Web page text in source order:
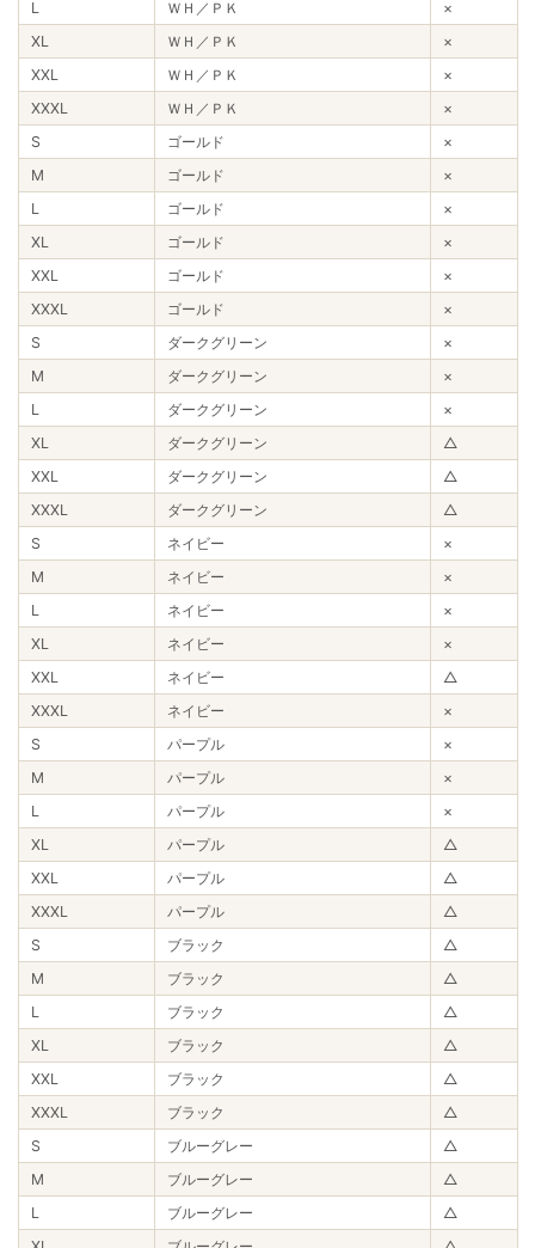
L
ＷＨ／ＰＫ
×
XL
ＷＨ／ＰＫ
×
XXL
ＷＨ／ＰＫ
×
XXXL
ＷＨ／ＰＫ
×
S
ゴールド
×
M
ゴールド
×
L
ゴールド
×
XL
ゴールド
×
XXL
ゴールド
×
XXXL
ゴールド
×
S
ダークグリーン
×
M
ダークグリーン
×
L
ダークグリーン
×
XL
ダークグリーン
△
XXL
ダークグリーン
△
XXXL
ダークグリーン
△
S
ネイビー
×
M
ネイビー
×
L
ネイビー
×
XL
ネイビー
×
XXL
ネイビー
△
XXXL
ネイビー
×
S
パープル
×
M
パープル
×
L
パープル
×
XL
パープル
△
XXL
パープル
△
XXXL
パープル
△
S
ブラック
△
M
ブラック
△
L
ブラック
△
XL
ブラック
△
XXL
ブラック
△
XXXL
ブラック
△
S
ブルーグレー
△
M
ブルーグレー
△
L
ブルーグレー
△